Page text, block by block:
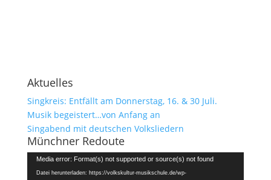
Aktuelles
Singkreis: Entfällt am Donnerstag, 16. & 30 Juli.
Musik begeistert…von Anfang an
Singabend mit deutschen Volksliedern
Münchner Redoute
Video-
Player
Media error: Format(s) not supported or source(s) not found
Datei herunterladen: https://volkskultur-musikschule.de/wp-